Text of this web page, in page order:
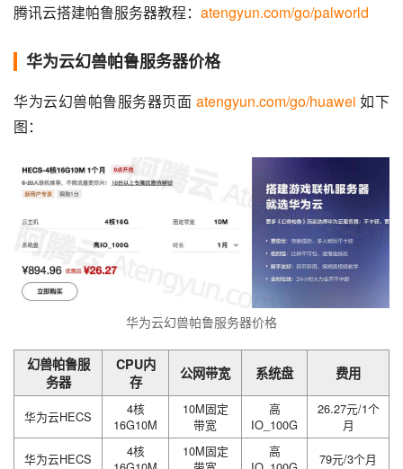
腾讯云搭建帕鲁服务器教程： atengyun.com/go/palworld
华为云幻兽帕鲁服务器价格
华为云幻兽帕鲁服务器页面 atengyun.com/go/huawei 如下
图：
华为云幻兽帕鲁服务器价格
幻兽帕鲁服
务器
CPU内
存
公网带宽 系统盘 费用
华为云HECS
4核
16G10M
10M固定
带宽
高
IO_100G
26.27元/1个
月
华为云HECS
4核
10M固定
高
79元/3个月